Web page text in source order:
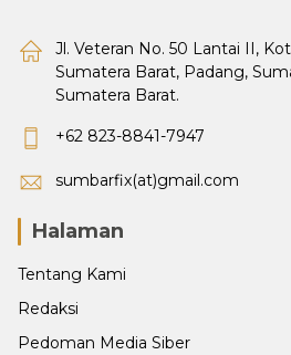
Jl. Veteran No. 50 Lantai II,
Sumatera Barat, Padang,
Sumatera Barat.
+62 823-8841-7947
sumbarfix(at)gmail.com
Halaman
Tentang Kami
Redaksi
Pedoman Media Siber